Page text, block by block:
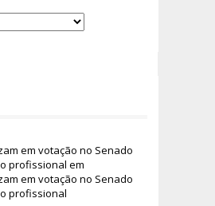
em votação no Senado
profissional em
em votação no Senado
profissional